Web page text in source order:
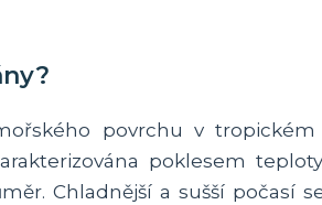
povrchu v
poklesem
Chladnější a sušší počasí